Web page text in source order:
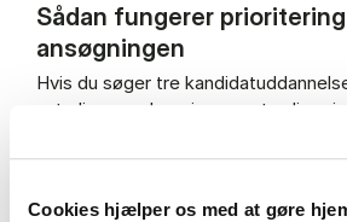
Cookies hjælper os med at gøre
Sådan fungerer
ansøgningen
Hvis du søger tre
naturlige overbygning som tredje
Hvis du ikke får plads her,